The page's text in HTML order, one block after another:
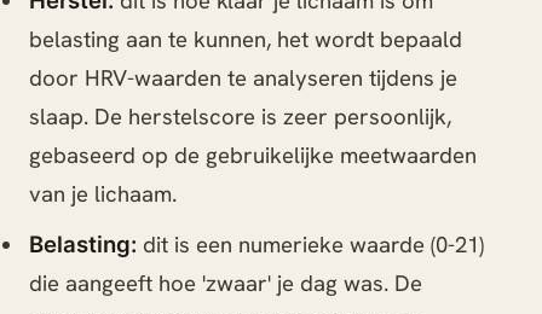
belasting aan te kunnen, het wordt bepaald
door HRV-waarden te analyseren tijdens je
slaap. De herstelscore is zeer persoonlijk,
gebaseerd op de gebruikelijke meetwaarden
van je lichaam.
Belasting: dit is een numerieke waarde (0-21)
die aangeeft hoe 'zwaar' je dag was. De